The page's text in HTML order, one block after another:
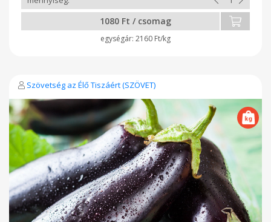
1080 Ft / csomag
2160 Ft/kg
Szövetség az Élő Tiszáért (SZÖVET)